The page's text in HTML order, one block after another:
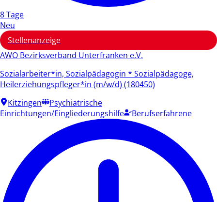
8 Tage
Neu
Stellenanzeige
AWO Bezirksverband Unterfranken e.V.
Sozialarbeiter*in, Sozialpädagogin * Sozialpädagoge,
Heilerziehungspfleger*in (m/w/d) (180450)
Kitzingen
Psychiatrische
Einrichtungen/Eingliederungshilfe
Berufserfahrene